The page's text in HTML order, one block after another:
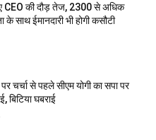
CEO की दौड़ तेज, 2300 से अधिक
साथ ईमानदारी भी होगी कसौटी
चर्चा से पहले सीएम योगी का सपा पर
बिटिया घबराई